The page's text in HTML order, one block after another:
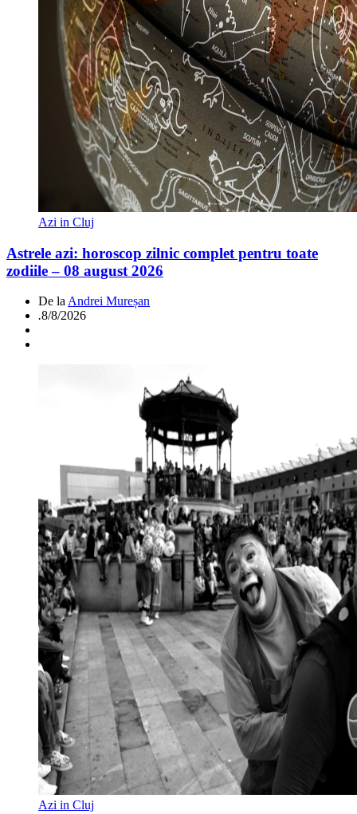
Azi in Cluj
Astrele azi: horoscop zilnic complet pentru toate
zodiile – 08 august 2026
De la Andrei Mureșan
.8/8/2026
Azi in Cluj